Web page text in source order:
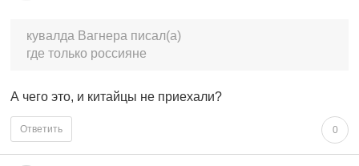
кувалда Вагнера писал(а)
где только россияне
А чего это, и китайцы не приехали?
0
Ответить